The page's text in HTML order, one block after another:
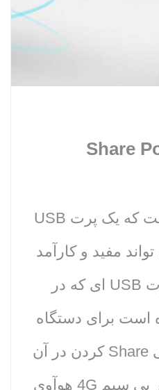
بر همگان آشکار است که یک پرت USB
مفید و کارآمد
باشد٬ دقیقا این پورت USB ای که در
است برای دستگاه
هایی بوده که توانایی Share کردن در آن
ها توسط مودم/روتر بی سیم 4G هوآوی